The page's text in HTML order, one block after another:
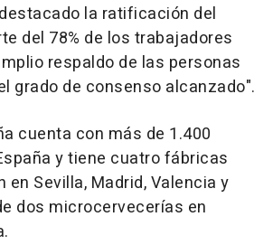
la ratificación del
del 78% de los trabajadores
respaldo de las personas
grado de consenso alcanzado".
cuenta con más de 1.400
y tiene cuatro fábricas
en Sevilla, Madrid, Valencia y
dos microcervecerías en